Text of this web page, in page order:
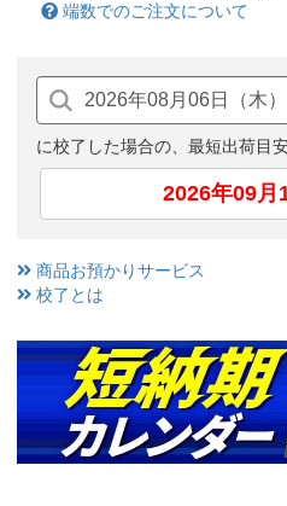
端数でのご注文について
に校了した場合の、最短出荷目
2026年09月
商品お預かりサービス
校了とは